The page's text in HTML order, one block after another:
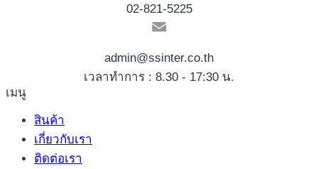
02-821-5225
admin@ssinter.co.th
เวลาทำการ : 8.30 - 17:30 น.
เมนู
สินค้า
เกี่ยวกับเรา
ติดต่อเรา